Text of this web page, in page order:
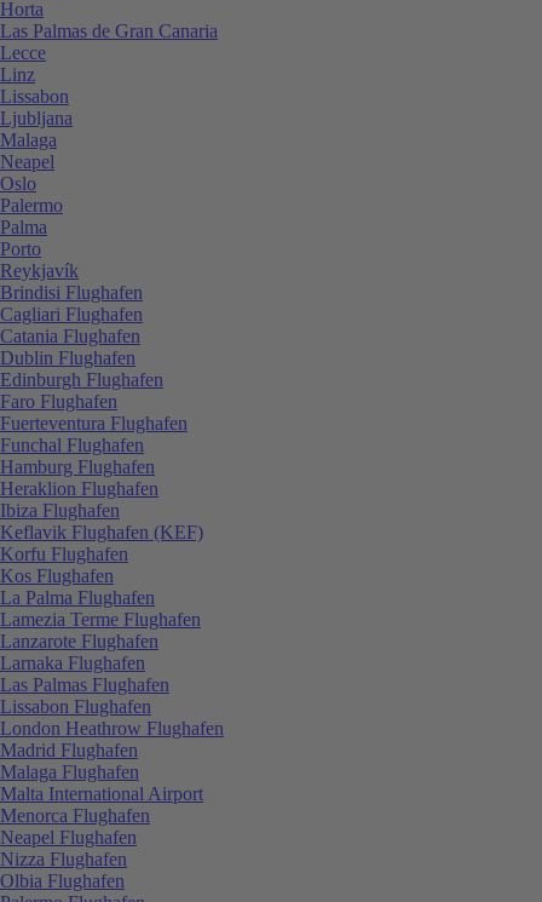
Horta
Las Palmas de Gran Canaria
Lecce
Linz
Lissabon
Ljubljana
Malaga
Neapel
Oslo
Palermo
Palma
Porto
Reykjavík
Brindisi Flughafen
Cagliari Flughafen
Catania Flughafen
Dublin Flughafen
Edinburgh Flughafen
Faro Flughafen
Fuerteventura Flughafen
Funchal Flughafen
Hamburg Flughafen
Heraklion Flughafen
Ibiza Flughafen
Keflavik Flughafen (KEF)
Korfu Flughafen
Kos Flughafen
La Palma Flughafen
Lamezia Terme Flughafen
Lanzarote Flughafen
Larnaka Flughafen
Las Palmas Flughafen
Lissabon Flughafen
London Heathrow Flughafen
Madrid Flughafen
Malaga Flughafen
Malta International Airport
Menorca Flughafen
Neapel Flughafen
Nizza Flughafen
Olbia Flughafen